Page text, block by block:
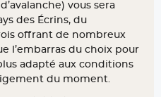
vous sera
des Écrins, du
offrant de nombreux
l’embarras du choix pour
adapté aux conditions
du moment.